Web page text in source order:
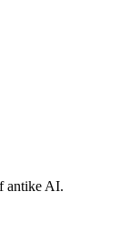
antike AI.